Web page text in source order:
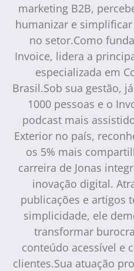
marketing B2B,
humanizar e
no setor.Como
Invoice, lidera a
especializada em
Brasil.Sob sua gestão,
1000 pessoas e o
podcast mais
Exterior no país,
os 5% mais
carreira de Jonas
inovação digital.
publicações e artigos
simplicidade, ele
transformar
conteúdo acessível e
clientes.Sua atuação